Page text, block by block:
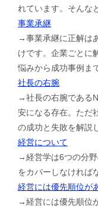
れています。そんな
事業承継
→事業承継に正解は
けです。企業ごとに
悩みから成功事例ま
社長の右腕
→社長の右腕である
安になる存在。ただ
の成功と失敗を解説
経営について
→経営学は6つの分
をカバーしなければ
経営には優先順位が
→経営には優先順位